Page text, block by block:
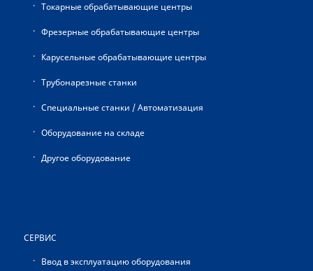
Токарные обрабатывающие центры
Фрезерные обрабатывающие центры
Карусельные обрабатывающие центры
Трубонарезные станки
Специальные станки / Автоматизация
Оборудование на складе
Другое оборудование
СЕРВИС
Ввод в эксплуатацию оборудования